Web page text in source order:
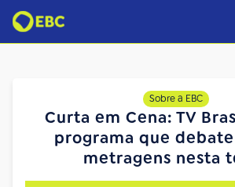
Sobre a EBC
Curta em Cena: TV
programa que
metragens nesta